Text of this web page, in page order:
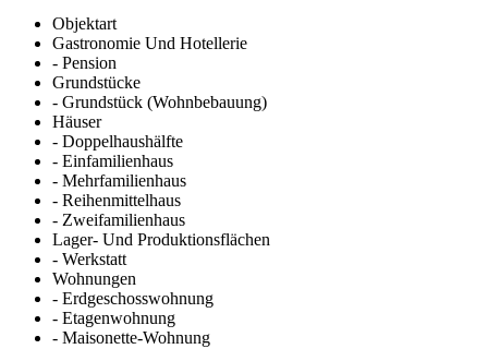
Objektart
Gastronomie Und Hotellerie
- Pension
Grundstücke
- Grundstück (Wohnbebauung)
Häuser
- Doppelhaushälfte
- Einfamilienhaus
- Mehrfamilienhaus
- Reihenmittelhaus
- Zweifamilienhaus
Lager- Und Produktionsflächen
- Werkstatt
Wohnungen
- Erdgeschosswohnung
- Etagenwohnung
- Maisonette-Wohnung